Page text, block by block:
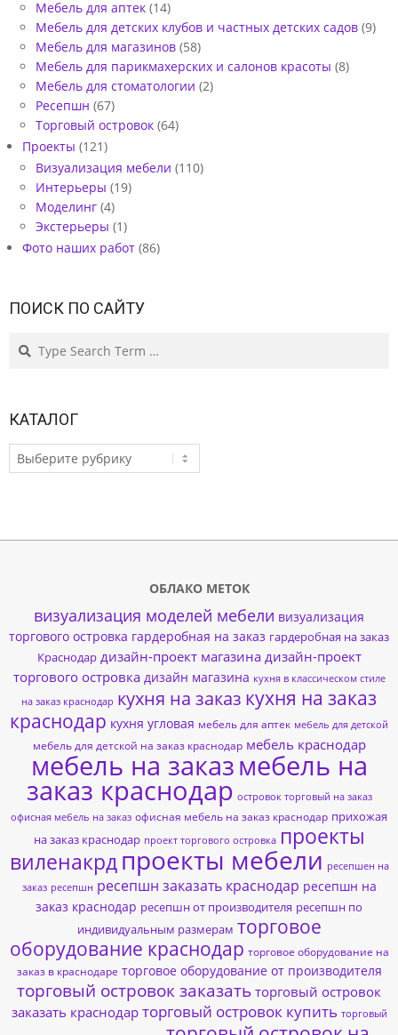
Мебель для аптек (14)
Мебель для детских клубов и частных детских садов (9)
Мебель для магазинов (58)
Мебель для парикмахерских и салонов красоты (8)
Мебель для стоматологии (2)
Ресепшн (67)
Торговый островок (64)
Проекты (121)
Визуализация мебели (110)
Интерьеры (19)
Моделинг (4)
Экстерьеры (1)
Фото наших работ (86)
ПОИСК ПО САЙТУ
Search
КАТАЛОГ
КАТАЛОГ
ОБЛАКО МЕТОК
визуализация моделей мебели визуализация
торгового островка гардеробная на заказ гардеробная на заказ
Краснодар дизайн-проект магазина дизайн-проект
торгового островка дизайн магазина кухня в классическом стиле
на заказ краснодар кухня на заказ кухня на заказ
краснодар кухня угловая мебель для аптек мебель для детской
мебель для детской на заказ краснодар мебель краснодар
мебель на заказмебель на
заказ краснодар островок торговый на заказ
офисная мебель на заказ офисная мебель на заказ краснодар прихожая
на заказ краснодар проект торгового островка проекты
виленакрд проекты мебели ресепшен на
заказ ресепшн ресепшн заказать краснодар ресепшн на
заказ краснодар ресепшн от производителя ресепшн по
индивидуальным размерам торговое
оборудование краснодар торговое оборудование на
заказ в краснодаре торговое оборудование от производителя
торговый островок заказать торговый островок
заказать краснодар торговый островок купить торговый